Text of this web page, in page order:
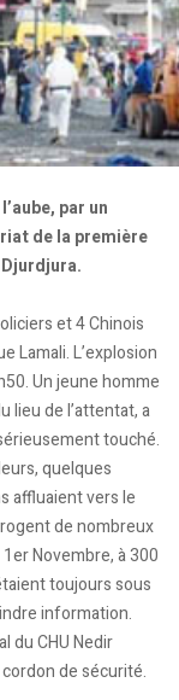
par un
de la première
et 4 Chinois
Lamali. L’explosion
Un jeune homme
lieu de l’attentat, a
touché.
quelques
affluaient vers le
de nombreux
Novembre, à 300
toujours sous
information.
du CHU Nedir
de sécurité.